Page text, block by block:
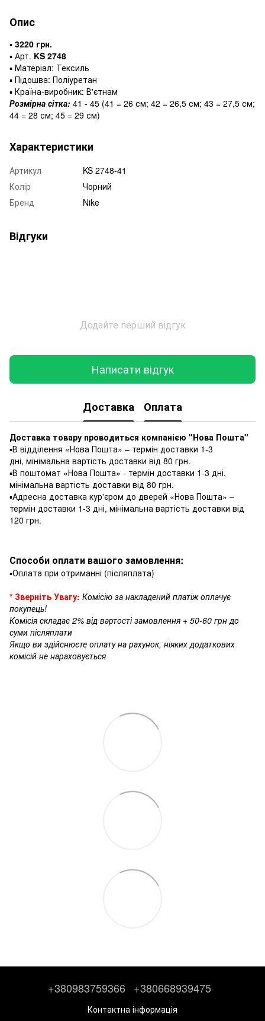
Опис
▪️ 3220 грн.
▪️ Арт. KS 2748
▪️ Матеріал: Тексиль
▪️ Підошва: Поліуретан
▪️ Країна-виробник: В'єтнам
Розмірна сітка: 41 - 45 (41 = 26 см; 42 = 26,5 см; 43 = 27,5 см;
44 = 28 см; 45 = 29 см)
Характеристики
Артикул
KS 2748-41
Колір
Чорний
Бренд
Nike
Відгуки
Додайте перший відгук
Написати відгук
Доставка Оплата
Доставка товару проводиться компанією "Нова Пошта"
▪️В відділення «Нова Пошта» – термін доставки 1-3
дні, мінімальна вартість доставки від 80 грн.
▪️В поштомат «Нова Пошта» - термін доставки 1-3 дні,
мінімальна вартість доставки від 80 грн.
▪️Адресна доставка кур'єром до дверей «Нова Пошта» –
термін доставки 1-3 дні, мінімальна вартість доставки від
120 грн.
Способи оплати вашого замовлення:
▪️Оплата при отриманні (післяплата)
* Зверніть Увагу: Комісію за накладений платіж оплачує
покупець!
Комісія складає 2% від вартості замовлення + 50-60 грн до
суми післяплати
Якщо ви здійснюєте оплату на рахунок, ніяких додаткових
комісій не нараховується
+380983759366 +380668939475
Контактна інформація